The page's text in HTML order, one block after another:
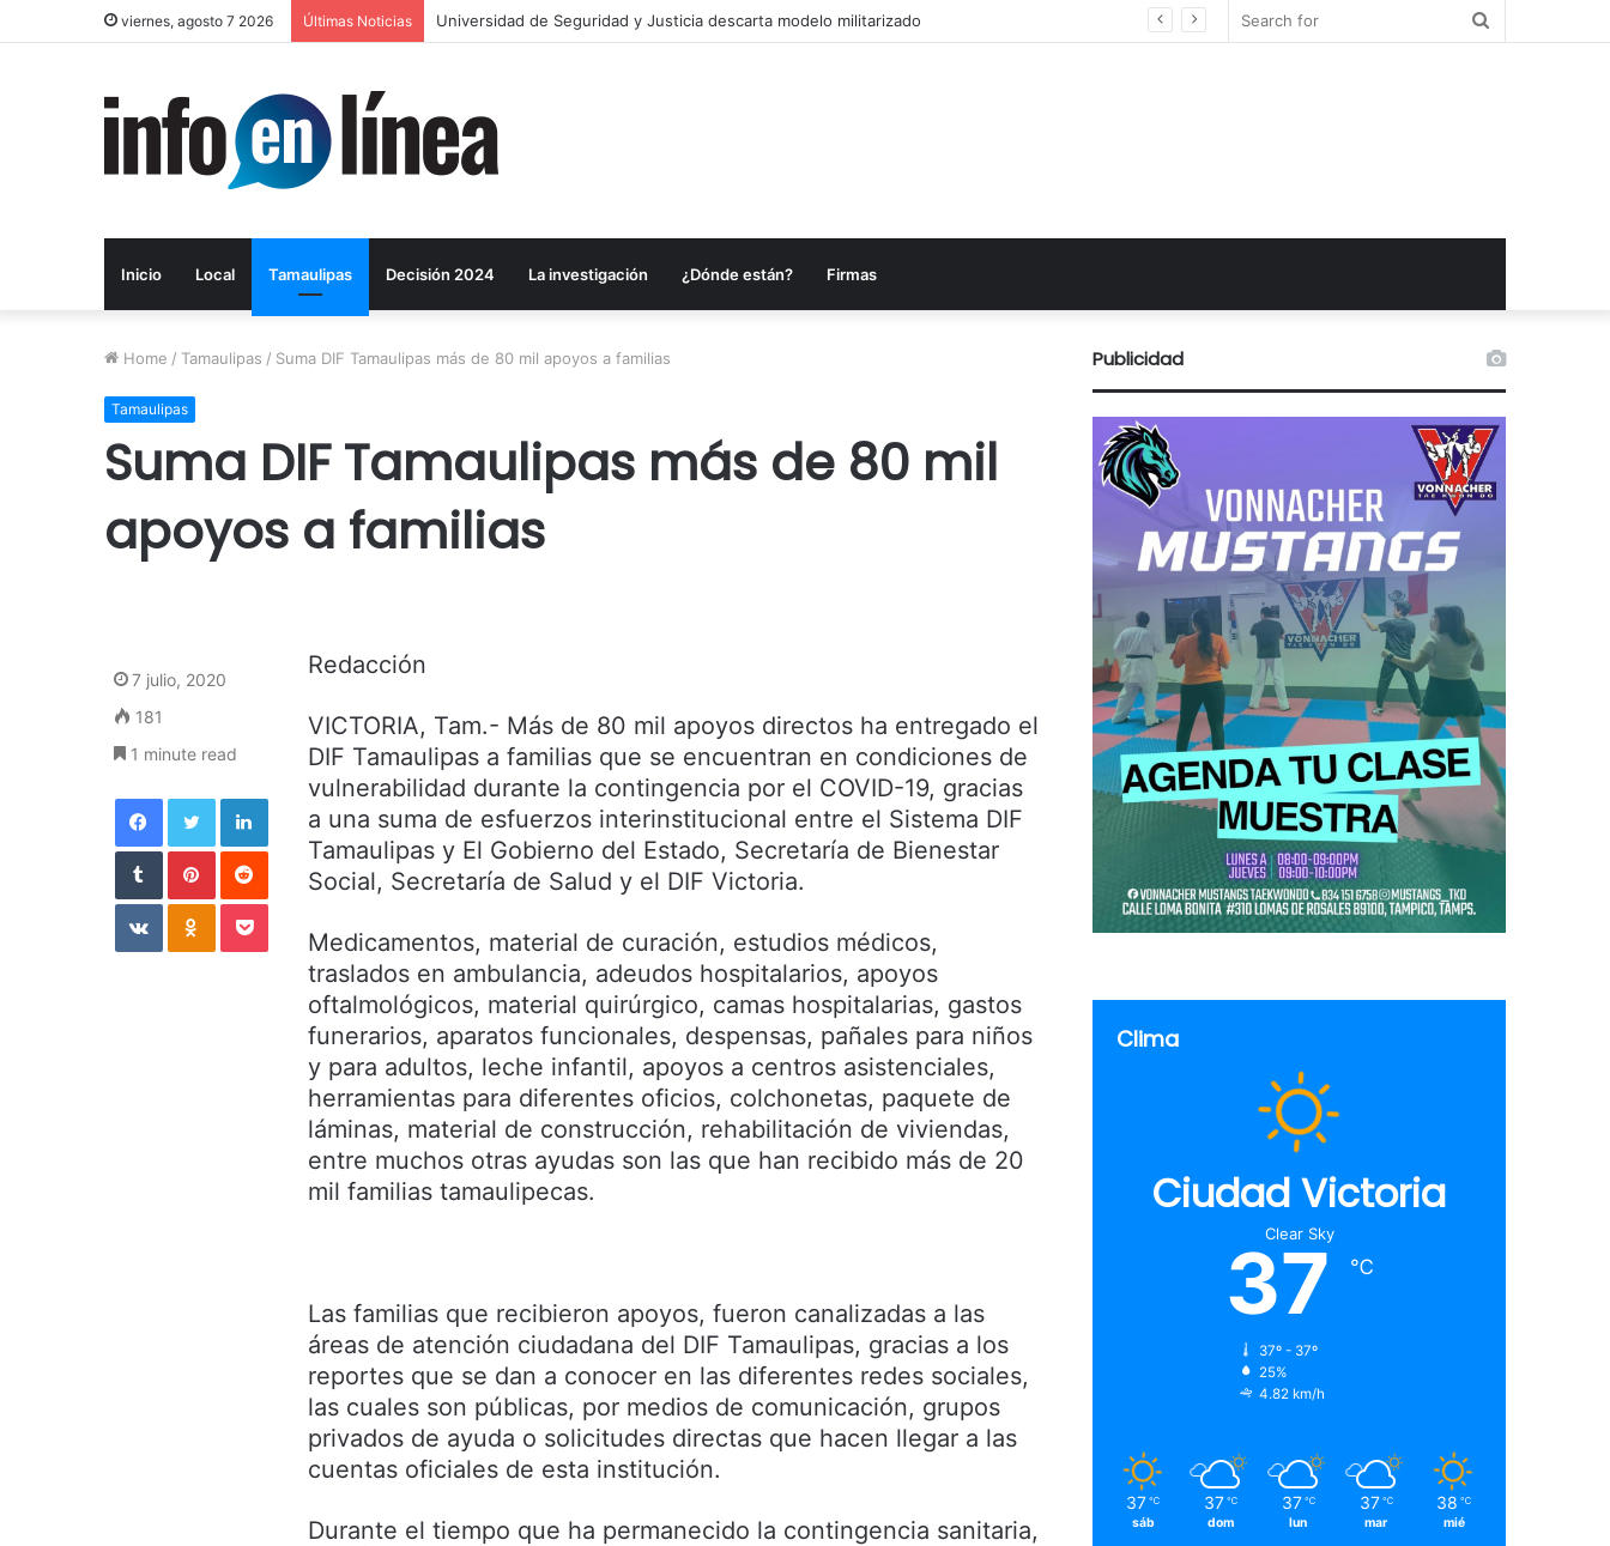
viernes, agosto 7 2026 Últimas Noticias Universidad de Seguridad y Justicia descarta modelo militarizado
Inicio Local Tamaulipas Decisión 2024 La investigación ¿Dónde están? Firmas
Home / Tamaulipas / Suma DIF Tamaulipas más de 80 mil apoyos a familias
Tamaulipas
Suma DIF Tamaulipas más de 80 mil
apoyos a familias
Redacción
VICTORIA, Tam.- Más de 80 mil apoyos directos ha entregado el
DIF Tamaulipas a familias que se encuentran en condiciones de
vulnerabilidad durante la contingencia por el COVID-19, gracias
a una suma de esfuerzos interinstitucional entre el Sistema DIF
Tamaulipas y El Gobierno del Estado, Secretaría de Bienestar
Social, Secretaría de Salud y el DIF Victoria.
Medicamentos, material de curación, estudios médicos,
traslados en ambulancia, adeudos hospitalarios, apoyos
oftalmológicos, material quirúrgico, camas hospitalarias, gastos
funerarios, aparatos funcionales, despensas, pañales para niños
y para adultos, leche infantil, apoyos a centros asistenciales,
herramientas para diferentes oficios, colchonetas, paquete de
láminas, material de construcción, rehabilitación de viviendas,
entre muchos otras ayudas son las que han recibido más de 20
mil familias tamaulipecas.
Las familias que recibieron apoyos, fueron canalizadas a las
áreas de atención ciudadana del DIF Tamaulipas, gracias a los
reportes que se dan a conocer en las diferentes redes sociales,
las cuales son públicas, por medios de comunicación, grupos
privados de ayuda o solicitudes directas que hacen llegar a las
cuentas oficiales de esta institución.
Durante el tiempo que ha permanecido la contingencia sanitaria,
7 julio, 2020
181
1 minute read
Facebook Twitter LinkedIn
Tumblr Pinterest Reddit
VKontakte Odnoklassniki Pocket
Publicidad
Clima
Ciudad Victoria
Clear Sky
37 ℃
37º - 37º
25%
4.82 km/h
37 ℃
sáb
37 ℃
dom
37 ℃
lun
37 ℃
mar
38 ℃
mié